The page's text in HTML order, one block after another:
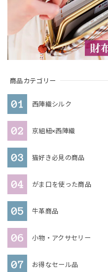
商品カテゴリー
西陣織シルク
京組紐×西陣織
猫好き必見の商品
がま口を使った商品
牛革商品
小物・アクサセリー
お得なセール品